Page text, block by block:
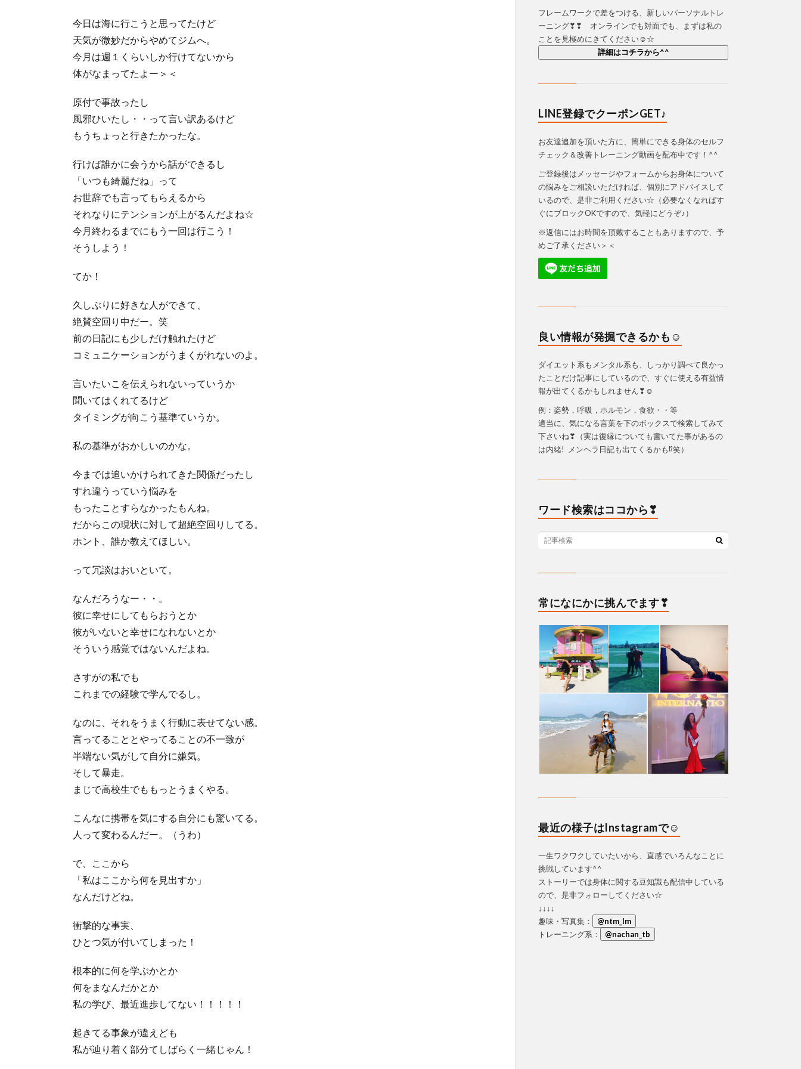
今日は海に行こうと思ってたけど
天気が微妙だからやめてジムへ。
今月は週１くらいしか行けてないから
体がなまってたよー＞＜
原付で事故ったし
風邪ひいたし・・って言い訳あるけど
もうちょっと行きたかったな。
行けば誰かに会うから話ができるし
「いつも綺麗だね」って
お世辞でも言ってもらえるから
それなりにテンションが上がるんだよね☆
今月終わるまでにもう一回は行こう！
そうしよう！
てか！
久しぶりに好きな人ができて、
絶賛空回り中だー。笑
前の日記にも少しだけ触れたけど
コミュニケーションがうまくがれないのよ。
言いたいこを伝えられないっていうか
聞いてはくれてるけど
タイミングが向こう基準ていうか。
私の基準がおかしいのかな。
今までは追いかけられてきた関係だったし
すれ違うっていう悩みを
もったことすらなかったもんね。
だからこの現状に対して超絶空回りしてる。
ホント、誰か教えてほしい。
って冗談はおいといて。
なんだろうなー・・。
彼に幸せにしてもらおうとか
彼がいないと幸せになれないとか
そういう感覚ではないんだよね。
さすがの私でも
これまでの経験で学んでるし。
なのに、それをうまく行動に表せてない感。
言ってることとやってることの不一致が
半端ない気がして自分に嫌気。
そして暴走。
まじで高校生でももっとうまくやる。
こんなに携帯を気にする自分にも驚いてる。
人って変わるんだー。（うわ）
で、ここから
「私はここから何を見出すか」
なんだけどね。
衝撃的な事実、
ひとつ気が付いてしまった！
根本的に何を学ぶかとか
何をまなんだかとか
私の学び、最近進歩してない！！！！！
起きてる事象が違えども
私が辿り着く部分てしばらく一緒じゃん！
フレームワークで差をつける、新しいパーソナルトレ
ーニング❣❣ オンラインでも対面でも、まずは私の
ことを見極めにきてください☺☆
詳細はコチラから^^
LINE登録でクーポンGET♪
お友達追加を頂いた方に、簡単にできる身体のセルフ
チェック＆改善トレーニング動画を配布中です！^^
ご登録後はメッセージやフォームからお身体について
の悩みをご相談いただければ、個別にアドバイスして
いるので、是非ご利用ください☆（必要なくなればす
ぐにブロックOKですので、気軽にどうぞ♪）
※返信にはお時間を頂戴することもありますので、予
めご了承ください＞＜
良い情報が発掘できるかも☺
ダイエット系もメンタル系も、しっかり調べて良かっ
たことだけ記事にしているので、すぐに使える有益情
報が出てくるかもしれません❣☺
例：姿勢，呼吸，ホルモン，食欲・・等
適当に、気になる言葉を下のボックスで検索してみて
下さいね❣（実は復縁についても書いてた事があるの
は内緒! メンヘラ日記も出てくるかも⁉笑）
ワード検索はココから❣
常になにかに挑んでます❣
最近の様子はInstagramで☺
一生ワクワクしていたいから、直感でいろんなことに
挑戦しています^^
ストーリーでは身体に関する豆知識も配信中している
ので、是非フォローしてください☆
↓↓↓↓
趣味・写真集：
@ntm_lm
トレーニング系：
@nachan_tb